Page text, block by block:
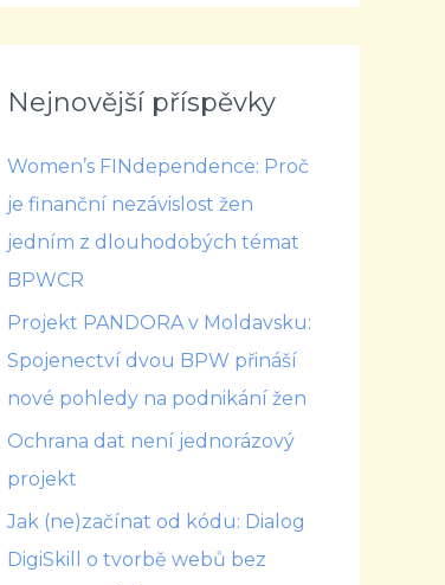
Nejnovější příspěvky
Women’s FINdependence: Proč
je finanční nezávislost žen
jedním z dlouhodobých témat
BPWCR
Projekt PANDORA v Moldavsku:
Spojenectví dvou BPW přináší
nové pohledy na podnikání žen
Ochrana dat není jednorázový
projekt
Jak (ne)začínat od kódu: Dialog
DigiSkill o tvorbě webů bez